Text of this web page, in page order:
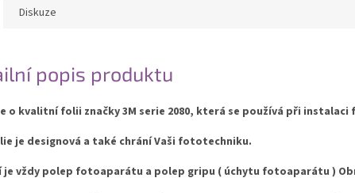
Diskuze
popis produktu
o kvalitní folii značky 3M serie 2080, která se používá při
je designová a také chrání Vaši fototechniku.
je vždy polep fotoaparátu a polep gripu ( úchytu fotoaparátu )